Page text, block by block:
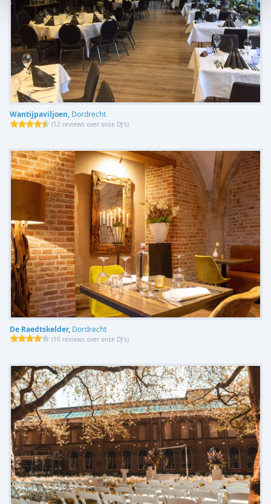
Wantijpaviljoen, Dordrecht
(12 reviews over onze DJ's)
De Raedtskelder, Dordrecht
(10 reviews over onze DJ's)